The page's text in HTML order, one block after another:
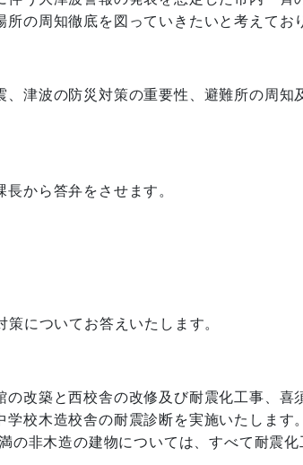
の周知徹底を図っていきたいと考えてお
津波の防災対策の重要性、避難所の周知
から答弁をさせます。
策についてお答えいたします。
改築と西校舎の改修及び耐震化工事、喜
校木造校舎の耐震診断を実施いたします
の非木造の建物については、すべて耐震